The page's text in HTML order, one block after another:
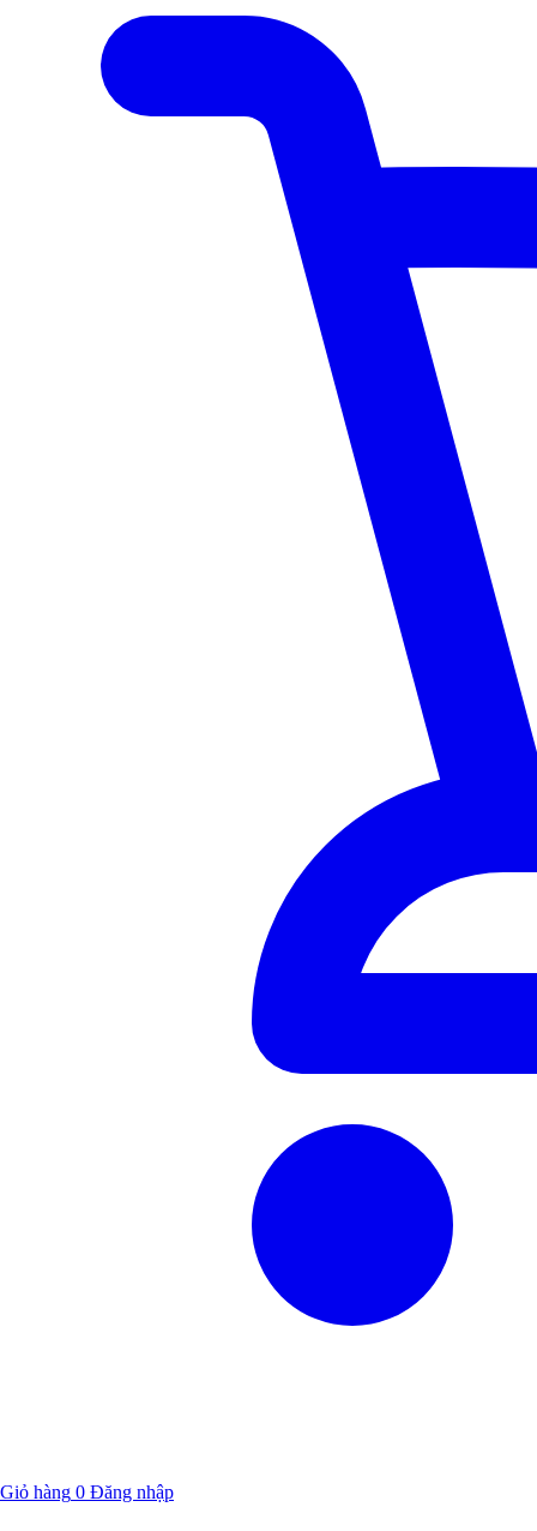
Giỏ hàng 0 Đăng nhập